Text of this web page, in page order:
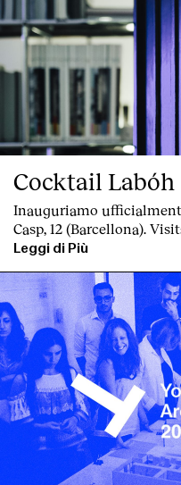
Cocktail Labóh
Inauguriamo
Casp, 12 (Barcellona).
Leggi di Più